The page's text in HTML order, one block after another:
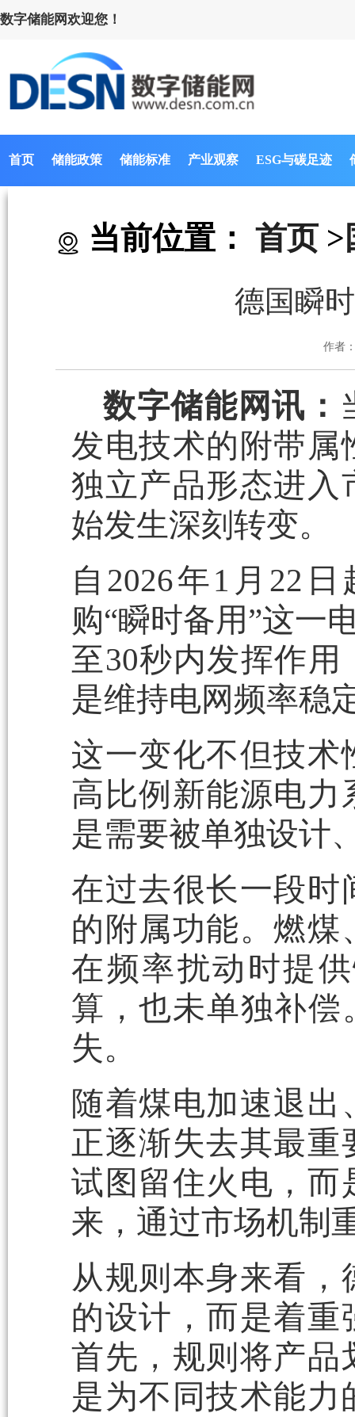
数字储能网欢迎您！
首页 储能政策 储能标准 产业观察 ESG与碳足迹
当前位置： 首页 >
德国瞬
作者
数字储能网讯：
发电技术的附带属
独立产品形态进入
始发生深刻转变。
自2026年1月22
购“瞬时备用”这一
至30秒内发挥作
是维持电网频率稳
这一变化不但技术
高比例新能源电力
是需要被单独设计
在过去很长一段时
的附属功能。燃
在频率扰动时提
算，也未单独补偿
失。
随着煤电加速退
正逐渐失去其最
试图留住火电，而
来，通过市场机制
从规则本身来看
的设计，而是着
首先，规则将产品
是为不同技术能力